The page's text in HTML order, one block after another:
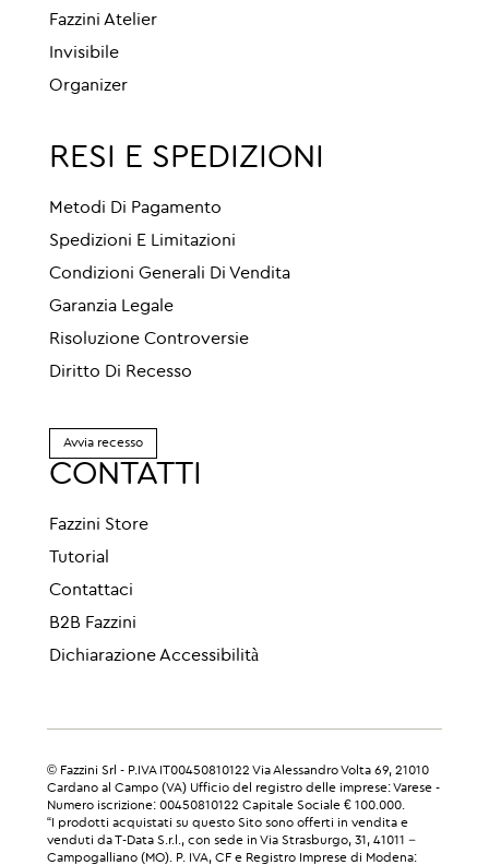
Fazzini Atelier
Invisibile
Organizer
RESI E SPEDIZIONI
Metodi Di Pagamento
Spedizioni E Limitazioni
Condizioni Generali Di Vendita
Garanzia Legale
Risoluzione Controversie
Diritto Di Recesso
Avvia recesso
CONTATTI
Fazzini Store
Tutorial
Contattaci
B2B Fazzini
Dichiarazione Accessibilità
© Fazzini Srl - P.IVA IT00450810122 Via Alessandro Volta 69, 21010
Cardano al Campo (VA) Ufficio del registro delle imprese: Varese -
Numero iscrizione: 00450810122 Capitale Sociale € 100.000.
“I prodotti acquistati su questo Sito sono offerti in vendita e
venduti da T-Data S.r.l., con sede in Via Strasburgo, 31, 41011 –
Campogalliano (MO). P. IVA, CF e Registro Imprese di Modena: